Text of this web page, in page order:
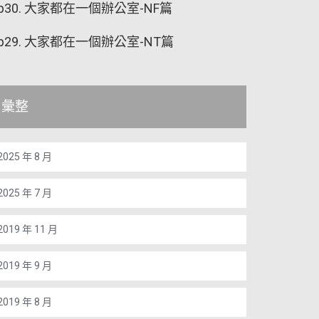
大家都在一個辦公室-NF篇
大家都在一個辦公室-NT篇
彙整
年 8 月
年 7 月
年 11 月
年 9 月
年 8 月